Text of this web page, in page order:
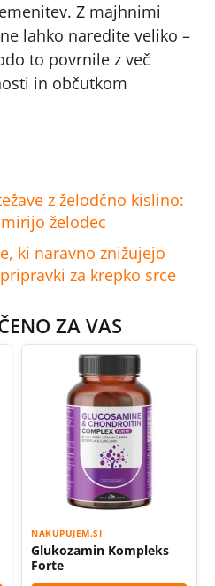
Z majhnimi
lahko naredite veliko –
to povrnile z več
in občutkom
z želodčno kislino:
želodec
ki naravno znižujejo
za krepko srce
ZA VAS
NAKUPUJEM.SI
Glukozamin Kompleks
Forte